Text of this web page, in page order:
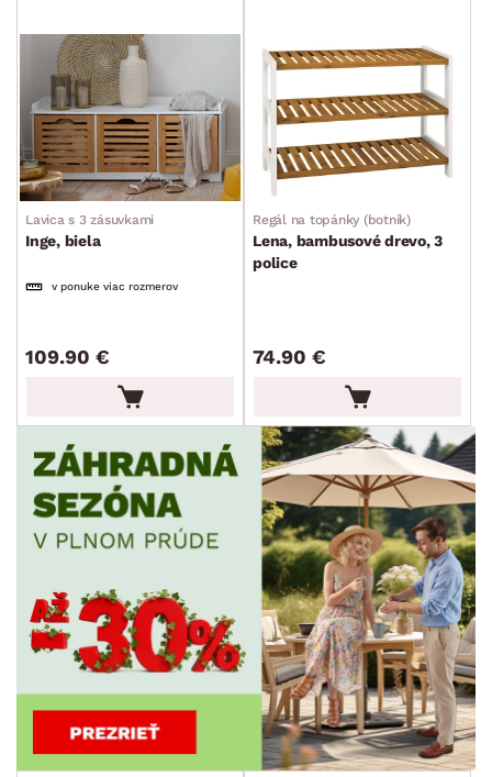
SKLADOVOSŤ
Lavica s 3 zásuvkami
Inge, biela
v ponuke viac rozmerov
109.90 €
Regál na topánky (botník)
Lena, bambusové drevo, 3
police
74.90 €